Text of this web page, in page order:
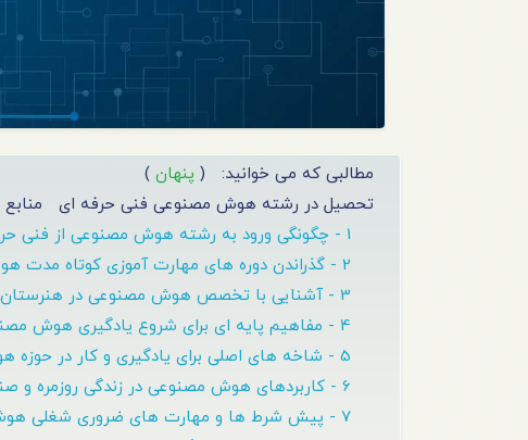
مطالبی که می خوانید: ( پنهان )
تحصیل در رشته هوش مصنوعی فنی حرفه ای
منابع